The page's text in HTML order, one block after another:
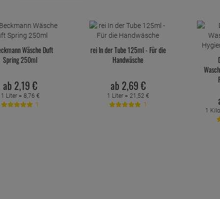
Wäsche Duft
Spring 250ml
ab 2,19 €
1 Liter = 8,76 €
1
rei In der Tube 125ml - Für die
Handwäsche
ab 2,69 €
1 Liter = 21,52 €
1
1